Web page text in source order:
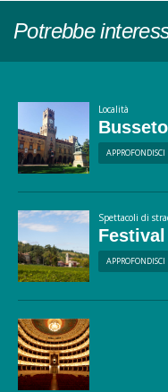
Potrebbe
Località
Busseto
APPROFONDISCI
Spettacoli di
APPROFONDISCI